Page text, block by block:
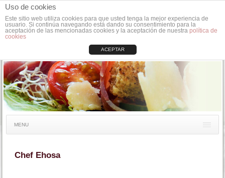
Uso de cookies
Este sitio web utiliza cookies para que usted tenga la mejor experiencia de
usuario. Si continúa navegando está dando su consentimiento para la
aceptación de las mencionadas cookies y la aceptación de nuestra política de
cookies
ACEPTAR
MENU
Chef Ehosa